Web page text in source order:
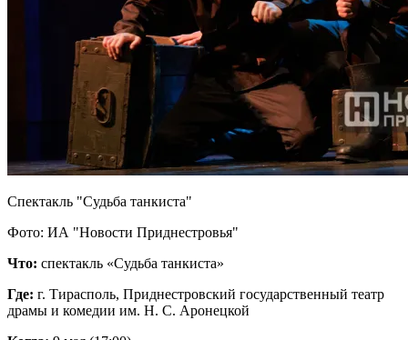
Спектакль "Судьба танкиста"
Фото: ИА "Новости Приднестровья"
Что: спектакль «Судьба танкиста»
Где: г. Тирасполь, Приднестровский государственный театр
драмы и комедии им. Н. С. Аронецкой